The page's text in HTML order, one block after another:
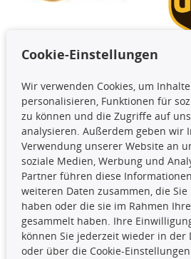
Die hier
dürfen nicht
unterlassen, die Daten oder die
vorherige Zustimmung TecDocs zu
verbreiten und/oder diese
zu lassen. Ein Zuwiderhandeln stellt
Urheberrechtsverletzung dar und
Kontakt
Cookie-Einstellungen
Wir verwenden Cookies, um
personalisieren, Funktionen für
zu können und die Zugriffe auf
analysieren. Außerdem geben wir
Verwendung unserer Website an
soziale Medien, Werbung und
Partner führen diese
weiteren Daten zusammen, die
haben oder die sie im Rahmen
gesammelt haben. Ihre
können Sie jederzeit wieder in der
oder über die Cookie-